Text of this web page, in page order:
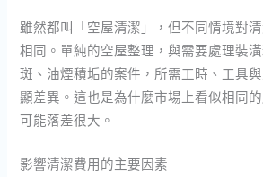
雖然都叫「空屋清潔」，但不同情境對
相同。單純的空屋整理，與需要處理裝
斑、油煙積垢的案件，所需工時、工具
顯差異。這也是為什麼市場上看似相同
可能落差很大。
影響清潔費用的主要因素